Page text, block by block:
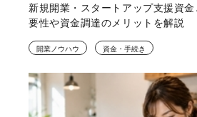
新規開業・スタートアップ支援資
要性や資金調達のメリットを解説
開業ノウハウ 資金・手続き